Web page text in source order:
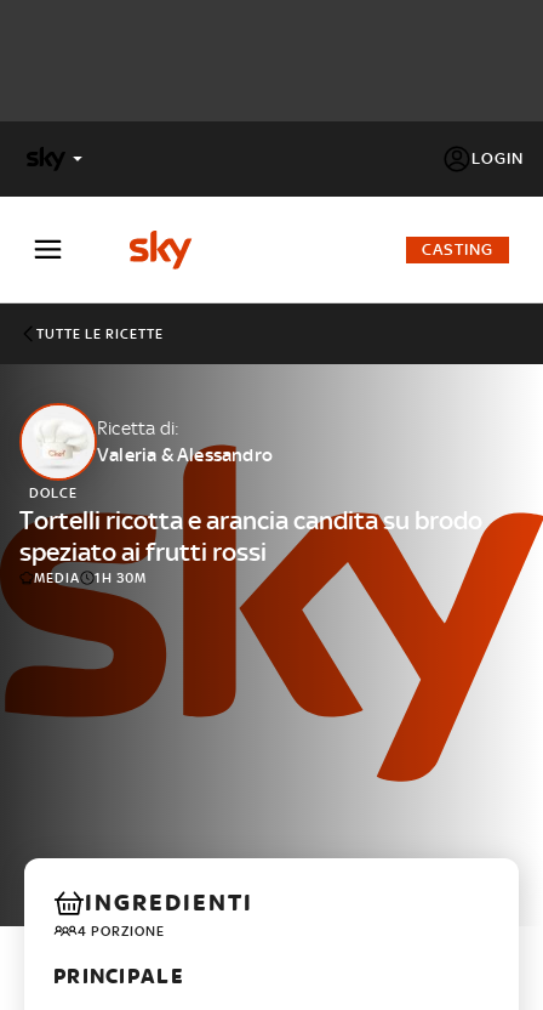
LOGIN
FACTOR
Cos’altro vedere:
PROGRAMMI SKY
Un mondo di offerte:
SKY.IT
NOW
CASTING
TUTTE LE RICETTE
Ricetta di:
Valeria & Alessandro
DOLCE
Tortelli ricotta e arancia candita su brodo
speziato ai frutti rossi
MEDIA 1H 30M
INGREDIENTI
4 PORZIONE
PRINCIPALE